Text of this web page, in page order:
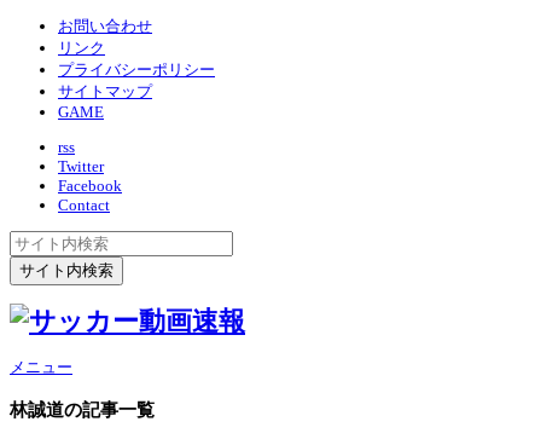
お問い合わせ
リンク
プライバシーポリシー
サイトマップ
GAME
rss
Twitter
Facebook
Contact
メニュー
林誠道の記事一覧